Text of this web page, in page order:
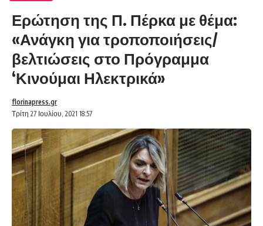
Ερώτηση της Π. Πέρκα με θέμα:
«Ανάγκη για τροποποιήσεις/
βελτιώσεις στο Πρόγραμμα
‘Κινούμαι Ηλεκτρικά»
Τρίτη 27 Ιουλίου, 2021 18:57
florinapress.gr